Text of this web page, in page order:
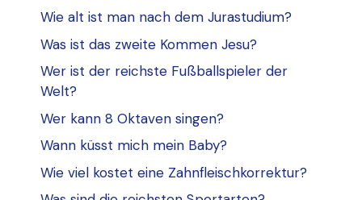
Wie alt ist man nach dem Jurastudium?
Was ist das zweite Kommen Jesu?
Wer ist der reichste Fußballspieler der
Welt?
Wer kann 8 Oktaven singen?
Wann küsst mich mein Baby?
Wie viel kostet eine Zahnfleischkorrektur?